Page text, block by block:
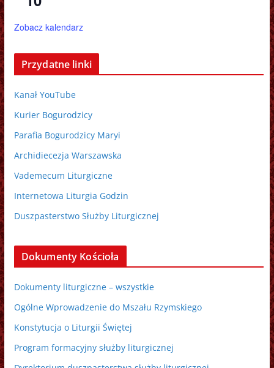
Zobacz kalendarz
Przydatne linki
Kanał YouTube
Kurier Bogurodzicy
Parafia Bogurodzicy Maryi
Archidiecezja Warszawska
Vademecum Liturgiczne
Internetowa Liturgia Godzin
Duszpasterstwo Służby Liturgicznej
Dokumenty Kościoła
Dokumenty liturgiczne – wszystkie
Ogólne Wprowadzenie do Mszału Rzymskiego
Konstytucja o Liturgii Świętej
Program formacyjny służby liturgicznej